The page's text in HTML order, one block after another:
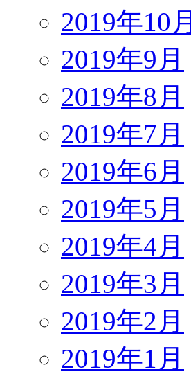
2019年10月
2019年9月
2019年8月
2019年7月
2019年6月
2019年5月
2019年4月
2019年3月
2019年2月
2019年1月